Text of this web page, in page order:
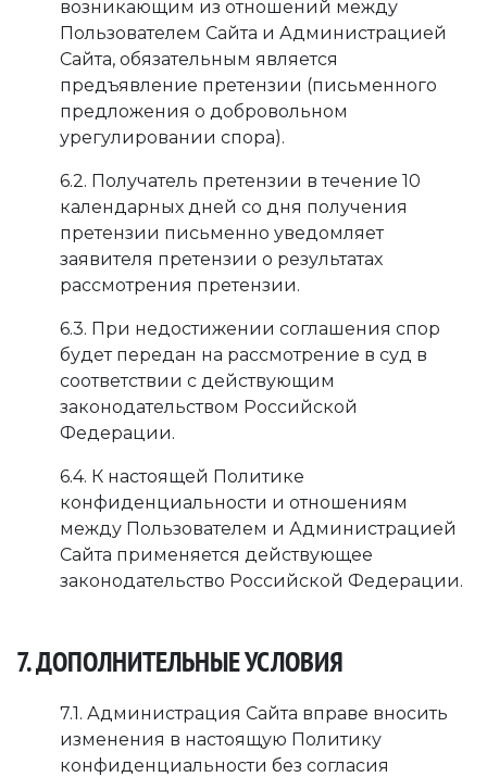
возникающим из отношений между
Пользователем Сайта и Администрацией
Сайта, обязательным является
предъявление претензии (письменного
предложения о добровольном
урегулировании спора).
6.2. Получатель претензии в течение 10
календарных дней со дня получения
претензии письменно уведомляет
заявителя претензии о результатах
рассмотрения претензии.
6.3. При недостижении соглашения спор
будет передан на рассмотрение в суд в
соответствии с действующим
законодательством Российской
Федерации.
6.4. К настоящей Политике
конфиденциальности и отношениям
между Пользователем и Администрацией
Сайта применяется действующее
законодательство Российской Федерации.
7. ДОПОЛНИТЕЛЬНЫЕ УСЛОВИЯ
7.1. Администрация Сайта вправе вносить
изменения в настоящую Политику
конфиденциальности без согласия